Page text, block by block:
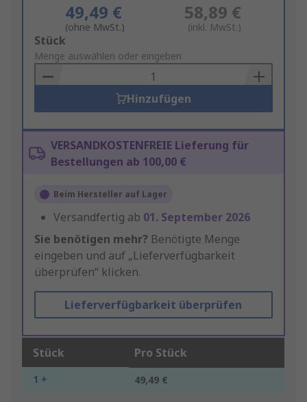
49,49 €
(ohne MwSt.)
58,89 €
(inkl. MwSt.)
Add
to
Basket
Stück
Menge auswählen oder eingeben
Hinzufügen
VERSANDKOSTENFREIE Lieferung für
Bestellungen ab 100,00 €
Beim Hersteller auf Lager
Versandfertig ab 01. September 2026
Sie benötigen mehr? Benötigte Menge
eingeben und auf „Lieferverfügbarkeit
überprüfen“ klicken.
Lieferverfügbarkeit überprüfen
Stück Pro Stück
1 + 49,49 €